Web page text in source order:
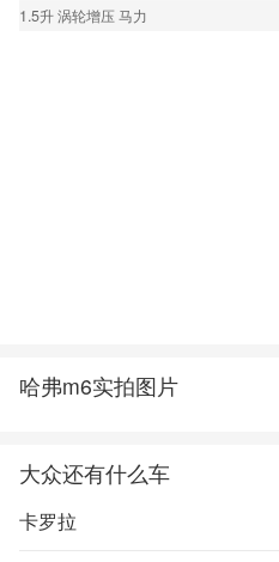
1.5升 涡轮增压 马力
哈弗m6实拍图片
大众还有什么车
卡罗拉